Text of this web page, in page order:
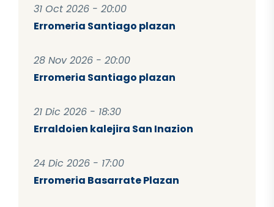
31 Oct 2026 - 20:00
Erromeria Santiago plazan
28 Nov 2026 - 20:00
Erromeria Santiago plazan
21 Dic 2026 - 18:30
Erraldoien kalejira San Inazion
24 Dic 2026 - 17:00
Erromeria Basarrate Plazan